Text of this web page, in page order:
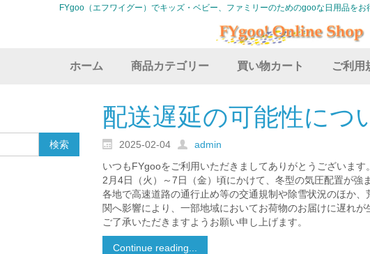
FYgoo（エフワイグー）でキッズ・ベビー、ファミリーのためのgooな日用品を
ホーム 商品カテゴリー 買い物カート ご利用
配送遅延の可能性につ
2025-02-04
admin
いつもFYgooをご利用いただきましてありがとうございます。
2月4日（火）～7日（金）頃にかけて、冬型の気圧配置が
各地で高速道路の通行止め等の交通規制や除雪状況のほか
関へ影響により、一部地域においてお荷物のお届けに遅れが
ご了承いただきますようお願い申し上げます。
Continue reading...